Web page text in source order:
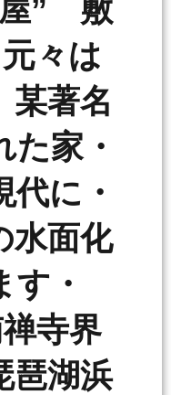
” 敷
々は
著名
た家・
代に・
水面化
す・
寺界
琶湖浜